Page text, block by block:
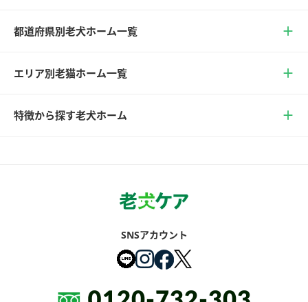
都道府県別老犬ホーム一覧
エリア別老猫ホーム一覧
特徴から探す老犬ホーム
SNSアカウント